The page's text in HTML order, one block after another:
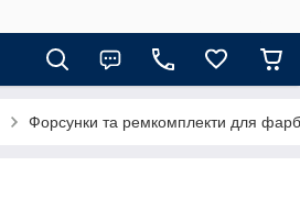
Форсунки та ремкомплекти для